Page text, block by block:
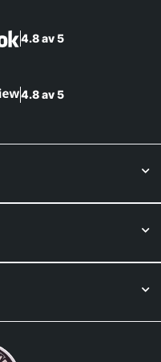
4.8 av 5
4.8 av 5